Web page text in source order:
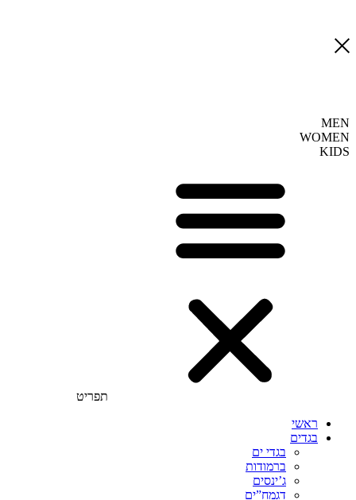
MEN
WOMEN
KIDS
תפריט
ראשי
בגדים
בגדי ים
ברמודות
ג’ינסים
דגמח”ים